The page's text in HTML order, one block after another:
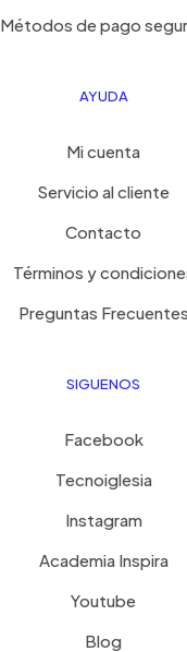
Métodos de pago
AYUDA
Mi cuenta
Servicio al cliente
Contacto
Términos y
Preguntas Frecuentes
SIGUENOS
Facebook
Tecnoiglesia
Instagram
Academia Inspira
Youtube
Blog